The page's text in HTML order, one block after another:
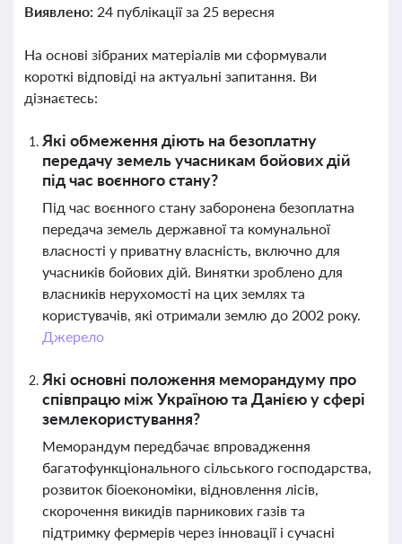
Виявлено: 24 публікації за 25 вересня
На основі зібраних матеріалів ми сформували
короткі відповіді на актуальні запитання. Ви
дізнаєтесь:
Які обмеження діють на безоплатну
передачу земель учасникам бойових дій
під час воєнного стану?
Під час воєнного стану заборонена безоплатна
передача земель державної та комунальної
власності у приватну власність, включно для
учасників бойових дій. Винятки зроблено для
власників нерухомості на цих землях та
користувачів, які отримали землю до 2002 року.
Джерело
Які основні положення меморандуму про
співпрацю між Україною та Данією у сфері
землекористування?
Меморандум передбачає впровадження
багатофункціонального сільського господарства,
розвиток біоекономіки, відновлення лісів,
скорочення викидів парникових газів та
підтримку фермерів через інновації і сучасні